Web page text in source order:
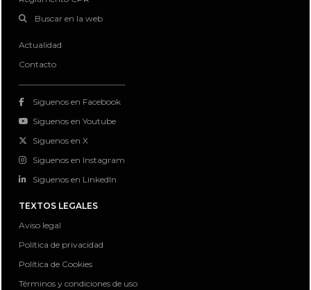
Buscar en la web
Actualidad
Contacto
Siguenos en Facebook
Siguenos en Youtube
Siguenos en X
Siguenos en Instagram
Siguenos en LinkedIn
TEXTOS LEGALES
Aviso legal
Política de privacidad
Política de Cookies
Términos y condiciones de uso